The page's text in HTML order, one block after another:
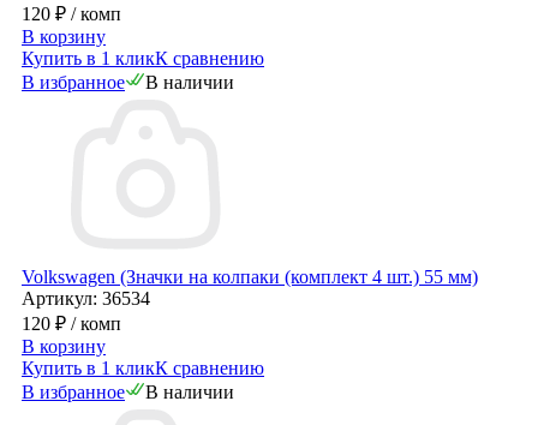
120 ₽ / комп
В корзину
Купить в 1 кликК сравнению
В избранное
В наличии
Volkswagen (Значки на колпаки (комплект 4 шт.) 55 мм)
Артикул: 36534
120 ₽ / комп
В корзину
Купить в 1 кликК сравнению
В избранное
В наличии